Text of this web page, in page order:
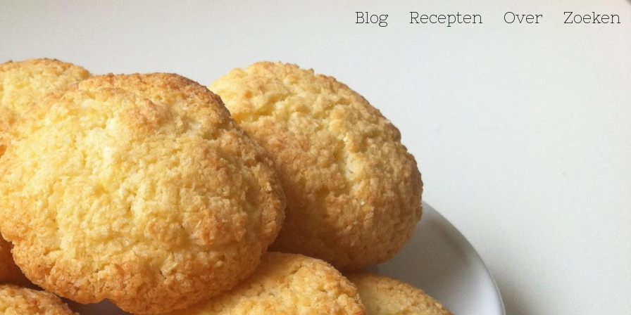
Hoofdnavigatie
Blog Recepten Over Zoeken